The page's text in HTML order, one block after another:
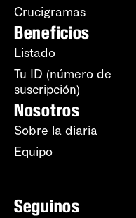
Crucigramas
Beneficios
Listado
Tu ID (número de
suscripción)
Nosotros
Sobre la diaria
Equipo
Seguinos